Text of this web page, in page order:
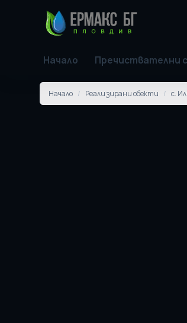
Начало Пречиствателни
Начало / Реализирани обекти / с.